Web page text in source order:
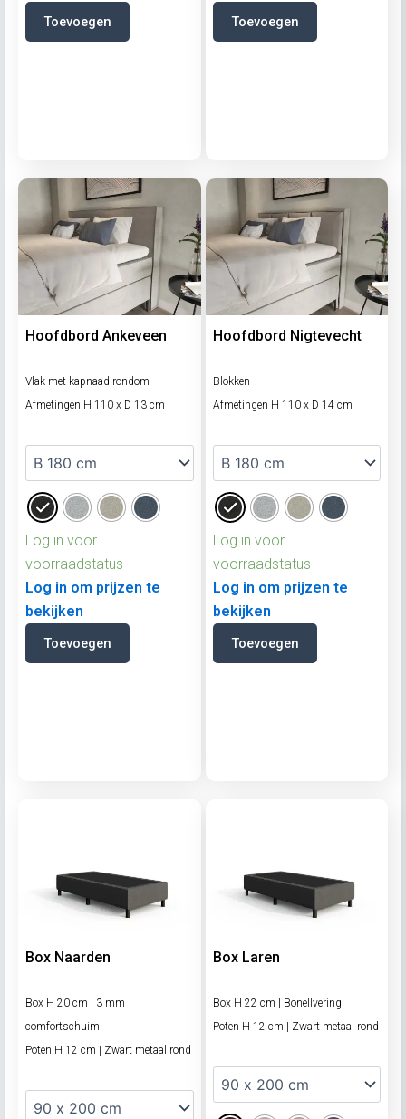
Toevoegen Toevoegen
Hoofdbord Ankeveen
Vlak met kapnaad rondom
Afmetingen H 110 x D 13 cm
Log in voor
voorraadstatus
Log in om prijzen te
bekijken
Toevoegen
Hoofdbord Nigtevecht
Blokken
Afmetingen H 110 x D 14 cm
Log in voor
voorraadstatus
Log in om prijzen te
bekijken
Toevoegen
Box Naarden
Box H 20 cm | 3 mm
comfortschuim
Poten H 12 cm | Zwart metaal rond
Box Laren
Box H 22 cm | Bonellvering
Poten H 12 cm | Zwart metaal rond